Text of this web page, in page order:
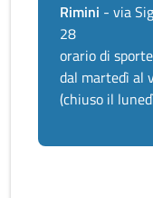
Rimini - via
28
orario di
dal martedì al
(chiuso il